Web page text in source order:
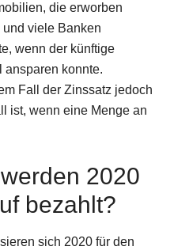
die erworben
viele Banken
wenn der künftige
ansparen konnte.
Fall der Zinssatz jedoch
ist, wenn eine Menge an
2020
bezahlt?
sich 2020 für den